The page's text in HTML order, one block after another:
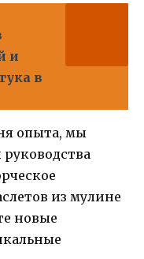
и
в
опыта, мы
из мулине
новые